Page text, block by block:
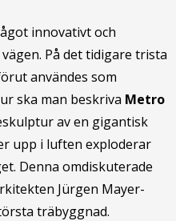
innovativt och
På det tidigare trista
användes som
ska man beskriva Metro
av en gigantisk
upp i luften exploderar
Denna omdiskuterade
Jürgen Mayer-
träbyggnad.